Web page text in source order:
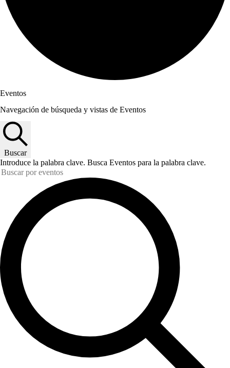
Eventos
Navegación de búsqueda y vistas de Eventos
Buscar
Introduce la palabra clave. Busca Eventos para la palabra clave.